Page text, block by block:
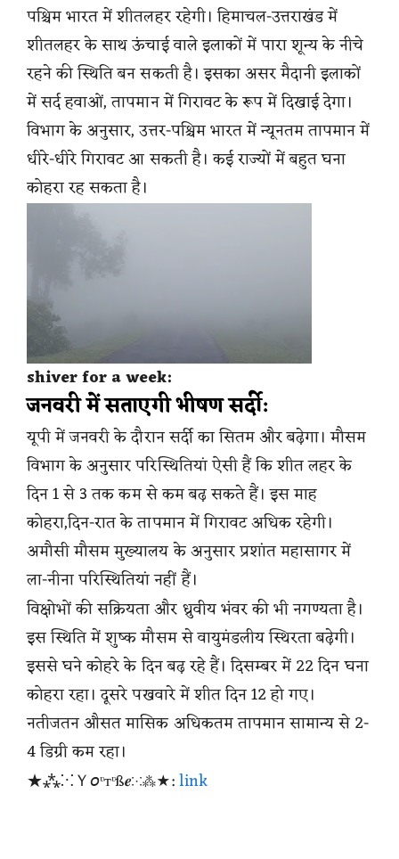
पश्चिम भारत में शीतलहर रहेगी। हिमाचल-उत्तराखंड में
शीतलहर के साथ ऊंचाई वाले इलाकों में पारा शून्य के नीचे
रहने की स्थिति बन सकती है। इसका असर मैदानी इलाकों
में सर्द हवाओं, तापमान में गिरावट के रूप में दिखाई देगा।
विभाग के अनुसार, उत्तर-पश्चिम भारत में न्यूनतम तापमान में
धीरे-धीरे गिरावट आ सकती है। कई राज्यों में बहुत घना
कोहरा रह सकता है।
shiver for a week:
जनवरी में सताएगी भीषण सर्दी:
यूपी में जनवरी के दौरान सर्दी का सितम और बढ़ेगा। मौसम
विभाग के अनुसार परिस्थितियां ऐसी हैं कि शीत लहर के
दिन 1 से 3 तक कम से कम बढ़ सकते हैं। इस माह
कोहरा,दिन-रात के तापमान में गिरावट अधिक रहेगी।
अमौसी मौसम मुख्यालय के अनुसार प्रशांत महासागर में
ला-नीना परिस्थितियां नहीं हैं।
विक्षोभों की सक्रियता और ध्रुवीय भंवर की भी नगण्यता है।
इस स्थिति में शुष्क मौसम से वायुमंडलीय स्थिरता बढ़ेगी।
इससे घने कोहरे के दिन बढ़ रहे हैं। दिसम्बर में 22 दिन घना
कोहरा रहा। दूसरे पखवारे में शीत दिन 12 हो गए।
नतीजतन औसत मासिक अधिकतम तापमान सामान्य से 2-
4 डिग्री कम रहा।
★⁂⁙Ｙ𝘰ᶹтᶹß𝒆⁙⁂★:link